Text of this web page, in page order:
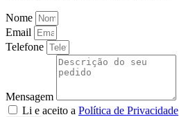
Nome
Email
Telefone
Mensagem
Li e aceito a Política de Privacidade